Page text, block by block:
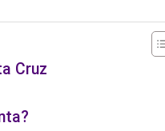
Cruz